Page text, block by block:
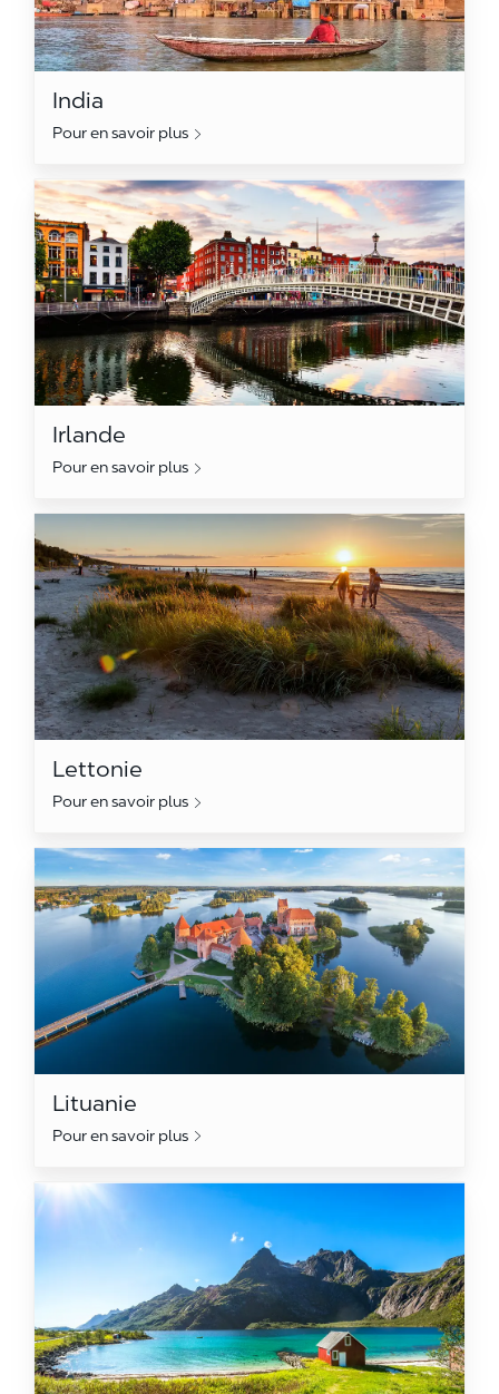
India
Pour en savoir plus
Irlande
Irlande
Pour en savoir plus
Lettonie
Lettonie
Pour en savoir plus
Lituanie
Lituanie
Pour en savoir plus
Norvège